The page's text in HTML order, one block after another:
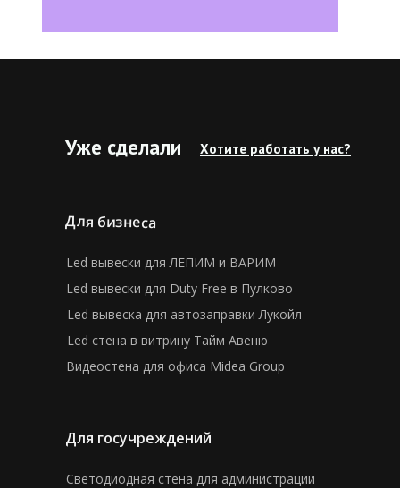
Уже сделали Хотите работать у нас?
Для бизнеса
Led вывески для ЛЕПИМ и ВАРИМ
Led вывески для Duty Free в Пулково
Led вывеска для автозаправки Лукойл
Led стена в витрину Тайм Авеню
Видеостена для офиса Midea Group
Для госучреждений
Светодиодная стена для администрации